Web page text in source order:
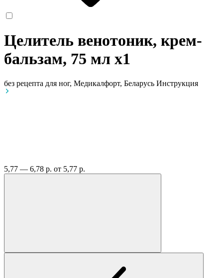
Целитель венотоник, крем-
бальзам, 75 мл x1
без рецепта для ног, Медикалфорт, Беларусь Инструкция
5,77 — 6,78 р. от 5,77 р.